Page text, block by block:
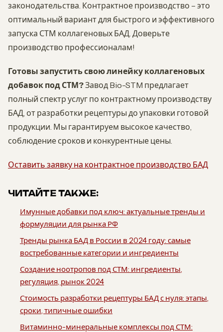
законодательства. Контрактное производство – это
оптимальный вариант для быстрого и эффективного
запуска СТМ коллагеновых БАД. Доверьте
производство профессионалам!
Готовы запустить свою линейку коллагеновых
добавок под СТМ?Завод Bio-STM предлагает
полный спектр услуг по контрактному производству
БАД, от разработки рецептуры до упаковки готовой
продукции. Мы гарантируем высокое качество,
соблюдение сроков и конкурентные цены.
Оставить заявку на контрактное производство БАД
ЧИТАЙТЕ ТАКЖЕ:
Имунные добавки под ключ: актуальные тренды и
формуляции для рынка РФ
Тренды рынка БАД в России в 2024 году: самые
востребованные категории и ингредиенты
Создание ноотропов под СТМ: ингредиенты,
регуляция, рынок 2024
Стоимость разработки рецептуры БАД с нуля: этапы,
сроки, типичные ошибки
Витаминно-минеральные комплексы под СТМ: